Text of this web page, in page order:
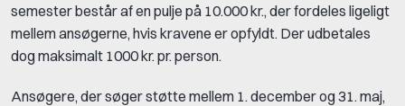
semester består af en pulje på 10.000 kr., der fordeles ligeligt
mellem ansøgerne, hvis kravene er opfyldt. Der udbetales
dog maksimalt 1000 kr. pr. person.
Ansøgere, der søger støtte mellem 1. december og 31. maj,